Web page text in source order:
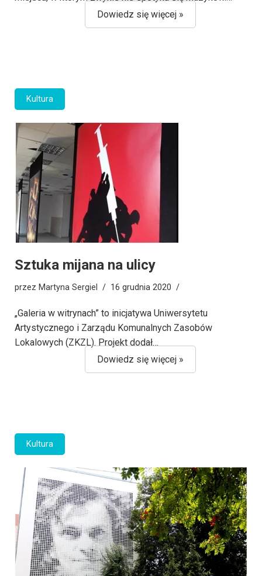
Dowiedz się więcej »
Sztuka mijana na ulicy
przez Martyna Sergiel 16 grudnia 2020
Kultura
„Galeria w witrynach” to inicjatywa Uniwersytetu
Artystycznego i Zarządu Komunalnych Zasobów
Lokalowych (ZKZL). Projekt dodał…
Dowiedz się więcej »
Kultura